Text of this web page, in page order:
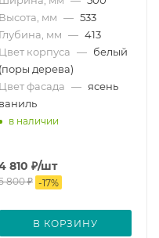
Высота, мм — 533
Глубина, мм — 413
Цвет корпуса — белый
(поры дерева)
Цвет фасада — ясень
ваниль
в наличии
810 ₽/шт
800₽ -17%
В КОРЗИНУ